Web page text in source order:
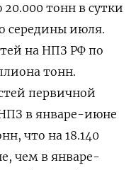
тонн в сутки
середины июля.
на НПЗ РФ по
тонн.
первичной
в январе-июне
что на 18.140
чем в январе-